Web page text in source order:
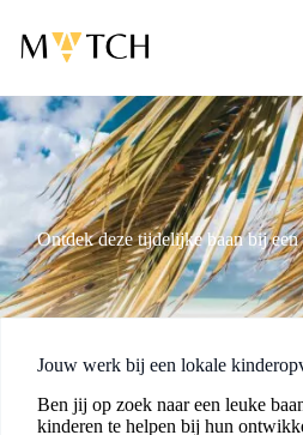
naar
Ontdek deze tijdelijke baan bij
Jouw werk bij een lokale
Ben jij op zoek naar een leuke
kinderen te helpen bij hun